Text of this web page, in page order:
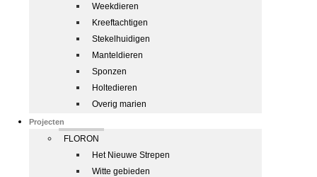
Weekdieren
Kreeftachtigen
Stekelhuidigen
Manteldieren
Sponzen
Holtedieren
Overig marien
Projecten
FLORON
Het Nieuwe Strepen
Witte gebieden